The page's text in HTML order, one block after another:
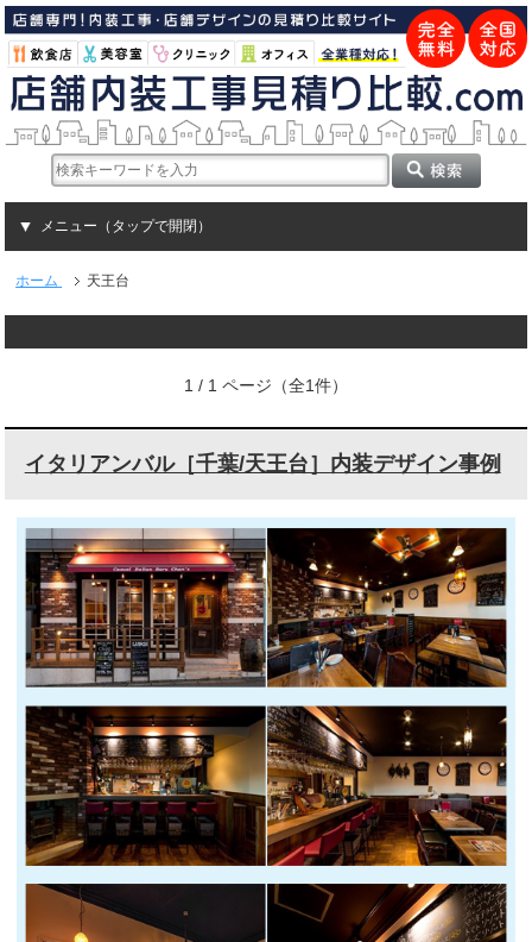
メニュー（タップで開閉）
ホーム 天王台
1 / 1 ページ（全1件）
イタリアンバル［千葉/天王台］内装デザイン事例